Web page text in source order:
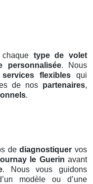
type de volet
personnalisée. Nous
services flexiblesqui
de nos partenaires,
.
dediagnostiquer vos
le Guerinavant
. Nous vous guidons
modèle ou d’une